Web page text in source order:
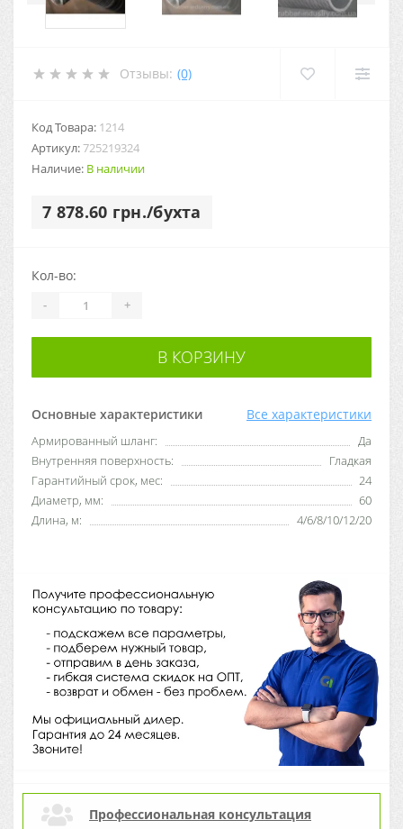
Отзывы: (0)
Код Товара: 1214
Артикул:725219324
Наличие: В наличии
7 878.60 грн./бухта
Основные характеристики Все характеристики
Армированный шланг:
Да
Внутренняя поверхность:
Гладкая
Гарантийный срок, мес:
24
Диаметр, мм:
60
Длина, м:
4/6/8/10/12/20
Кол-во:
- +
В КОРЗИНУ
Профессиональная консультация